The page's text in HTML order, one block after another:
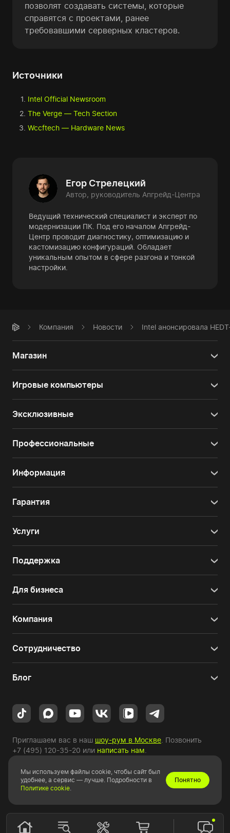
позволят создавать системы, которые
справятся с проектами, ранее
требовавшими серверных кластеров.
Источники
Intel Official Newsroom
The Verge — Tech Section
Wccftech — Hardware News
Егор Стрелецкий
Автор, руководитель Апгрейд-Центра
Ведущий технический специалист и эксперт по
модернизации ПК. Под его началом Апгрейд-
Центр проводит диагностику, оптимизацию и
кастомизацию конфигураций. Обладает
уникальным опытом в сфере разгона и тонкой
настройки.
Компания Новости Intel анонсировала
Магазин
Игровые компьютеры
Эксклюзивные
Профессиональные
Информация
Гарантия
Услуги
Поддержка
Для бизнеса
Компания
Сотрудничество
Блог
Приглашаем вас в наш шоу-рум в Москве . Позвонить
+7 (495) 120-35-20 или написать нам
Copyright © 2010-2026 HYPERPC.
Мы используем файлы cookie, чтобы сайт был
удобнее, а сервис — лучше. Подробности в
Политике cookie.
Понятно